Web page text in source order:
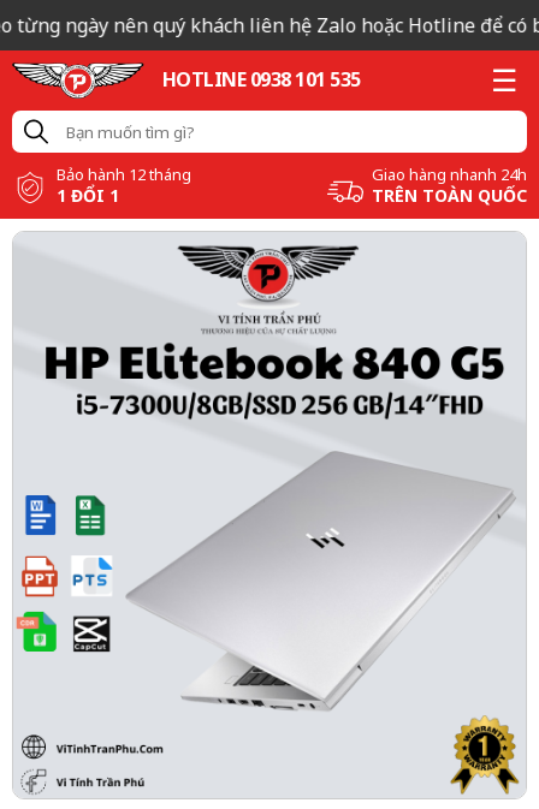
ngày nên quý khách liên hệ Zalo hoặc Hotline để có
HOTLINE 0938 101 535
Bảo hành 12 tháng
1 ĐỔI 1
Giao hàng nhanh 24h
TRÊN TOÀN QUỐC